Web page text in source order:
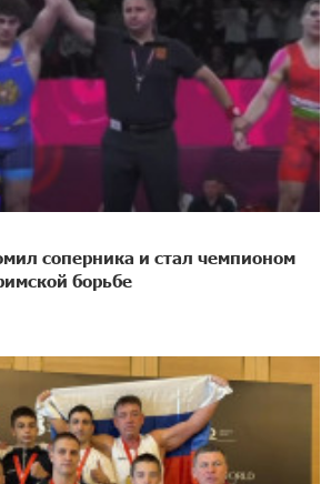
соперника и стал чемпионом
борьбе